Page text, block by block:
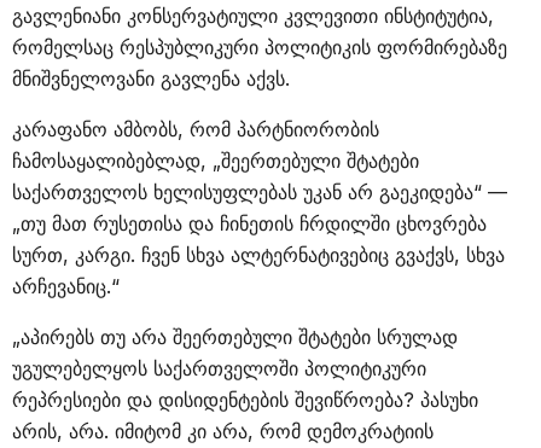
გავლენიანი კონსერვატიული კვლევითი ინსტიტუტია,
რომელსაც რესპუბლიკური პოლიტიკის ფორმირებაზე
მნიშვნელოვანი გავლენა აქვს.
კარაფანო ამბობს, რომ პარტნიორობის
ჩამოსაყალიბებლად, „შეერთებული შტატები
საქართველოს ხელისუფლებას უკან არ გაეკიდება“ —
„თუ მათ რუსეთისა და ჩინეთის ჩრდილში ცხოვრება
სურთ, კარგი. ჩვენ სხვა ალტერნატივებიც გვაქვს, სხვა
არჩევანიც.“
„აპირებს თუ არა შეერთებული შტატები სრულად
უგულებელყოს საქართველოში პოლიტიკური
რეპრესიები და დისიდენტების შევიწროება? პასუხი
არის, არა. იმიტომ კი არა, რომ დემოკრატიის